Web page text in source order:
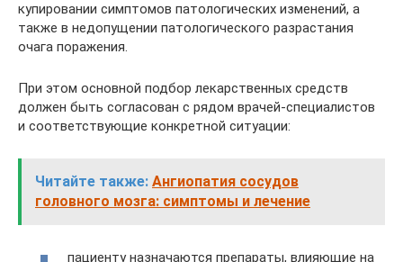
купировании симптомов патологических изменений, а
также в недопущении патологического разрастания
очага поражения.
При этом основной подбор лекарственных средств
должен быть согласован с рядом врачей-специалистов
и соответствующие конкретной ситуации:
Читайте также: Ангиопатия сосудов
головного мозга: симптомы и лечение
пациенту назначаются препараты, влияющие на